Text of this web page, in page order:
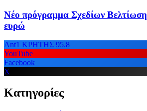
Νέο πρόγραμμα Σχεδίων
ευρώ
Ant1 ΚΡΗΤΗΣ 95.8
YouTube
Facebook
X
Κατηγορίες